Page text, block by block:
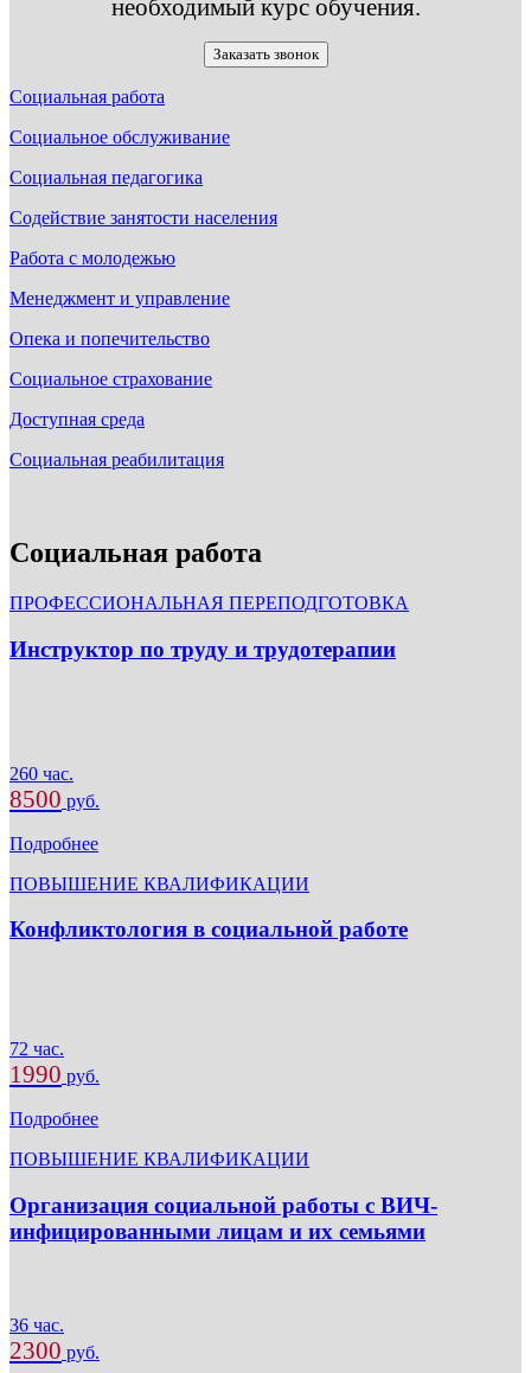
необходимый курс обучения.
Заказать звонок
Социальная работа
Социальное обслуживание
Социальная педагогика
Содействие занятости населения
Работа с молодежью
Менеджмент и управление
Опека и попечительство
Социальное страхование
Доступная среда
Социальная реабилитация
Социальная работа
ПРОФЕССИОНАЛЬНАЯ ПЕРЕПОДГОТОВКА
Инструктор по труду и трудотерапии
260 час.
8500 руб.
Подробнее
ПОВЫШЕНИЕ КВАЛИФИКАЦИИ
Конфликтология в социальной работе
72 час.
1990 руб.
Подробнее
ПОВЫШЕНИЕ КВАЛИФИКАЦИИ
Организация социальной работы с ВИЧ-
инфицированными лицам и их семьями
36 час.
2300 руб.